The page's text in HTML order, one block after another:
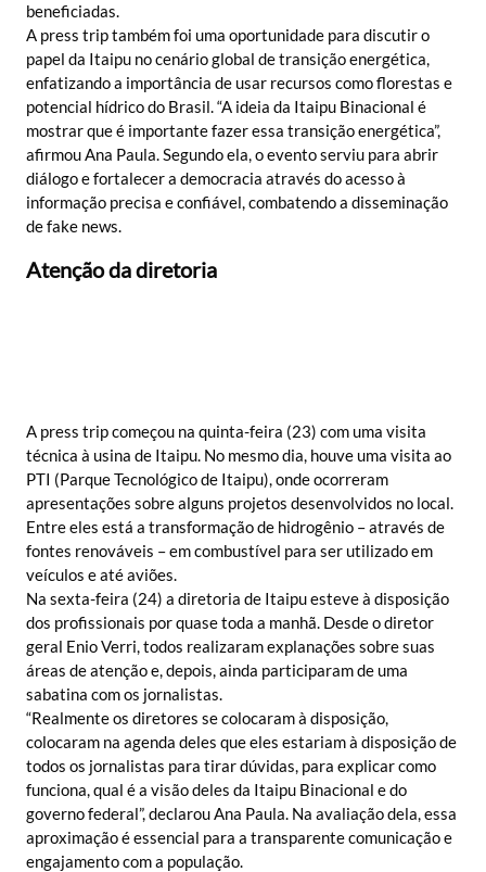
beneficiadas.
A press trip também foi uma oportunidade para discutir o
papel da Itaipu no cenário global de transição energética,
enfatizando a importância de usar recursos como florestas e
potencial hídrico do Brasil. “A ideia da Itaipu Binacional é
mostrar que é importante fazer essa transição energética”,
afirmou Ana Paula. Segundo ela, o evento serviu para abrir
diálogo e fortalecer a democracia através do acesso à
informação precisa e confiável, combatendo a disseminação
de fake news.
Atenção da diretoria
A press trip começou na quinta-feira (23) com uma visita
técnica à usina de Itaipu. No mesmo dia, houve uma visita ao
PTI (Parque Tecnológico de Itaipu), onde ocorreram
apresentações sobre alguns projetos desenvolvidos no local.
Entre eles está a transformação de hidrogênio – através de
fontes renováveis – em combustível para ser utilizado em
veículos e até aviões.
Na sexta-feira (24) a diretoria de Itaipu esteve à disposição
dos profissionais por quase toda a manhã. Desde o diretor
geral Enio Verri, todos realizaram explanações sobre suas
áreas de atenção e, depois, ainda participaram de uma
sabatina com os jornalistas.
“Realmente os diretores se colocaram à disposição,
colocaram na agenda deles que eles estariam à disposição de
todos os jornalistas para tirar dúvidas, para explicar como
funciona, qual é a visão deles da Itaipu Binacional e do
governo federal”, declarou Ana Paula. Na avaliação dela, essa
aproximação é essencial para a transparente comunicação e
engajamento com a população.